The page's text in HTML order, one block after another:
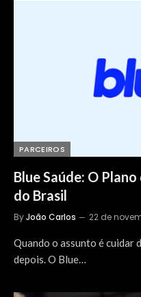
PARCEIROS
Blue Saúde: O
do Brasil
ByJoão Carlos 22 de
Quando o assunto é cuidar
depois. O Blue…